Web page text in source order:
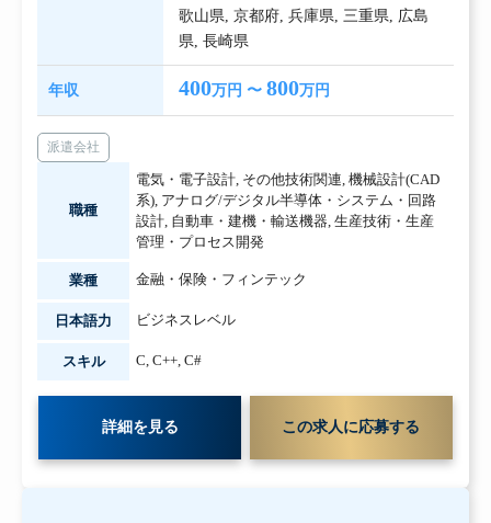
歌山県,京都府,兵庫県,三重県, 広島
県,長崎県
年収 400万円 〜800万円
派遣会社
職種
電気・電子設計, その他技術関連, 機械設計(CAD
系), アナログ/デジタル半導体・システム・回路
設計, 自動車・建機・輸送機器, 生産技術・生産
管理・プロセス開発
業種 金融・保険・フィンテック
日本語力 ビジネスレベル
スキル C, C++, C#
詳細を見る この求人に応募する